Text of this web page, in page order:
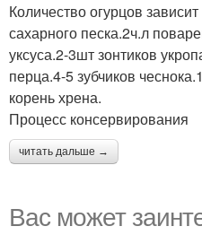
Количество огурцов
сахарного песка.2ч.л
уксуса.2-3шт зонтиков
перца.4-5 зубчиков
корень хрена.
Процесс консервирования
читать дальше →
Вас может